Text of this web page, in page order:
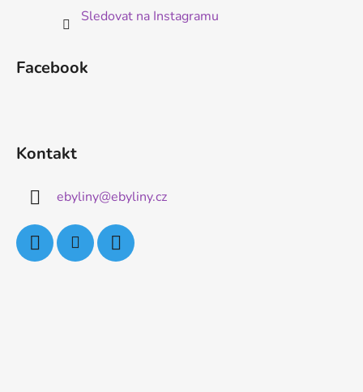
Sledovat na Instagramu
Facebook
Kontakt
ebyliny@ebyliny.cz